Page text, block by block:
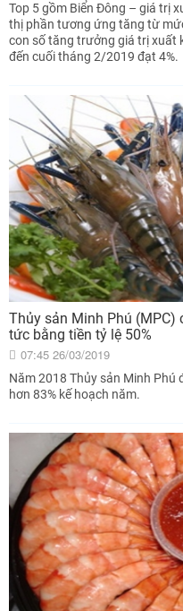
Top 5 gồm Biển Đông – giá trị
thị phần tương ứng tăng từ
con số tăng trưởng giá trị xuất
đến cuối tháng 2/2019 đạt 4%.
Thủy sản Minh Phú
tức bằng tiền tỷ lệ 50%
07:45 26/03/2019
Năm 2018 Thủy sản Minh Phú
hơn 83% kế hoạch năm.